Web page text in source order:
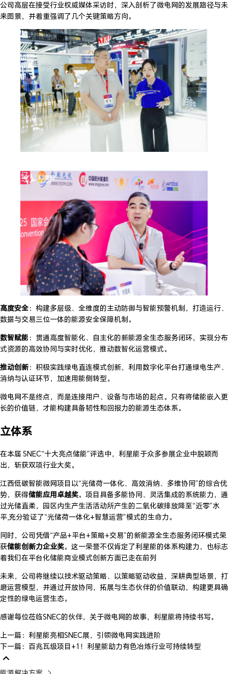
公司高层在接受行业权威媒体采访时，深入剖析了微电网的发展路径与未
来图景，并着重强调了几个关键策略方向。
高度安全：构建多层级、全维度的主动防御与智能预警机制，打造运行、
数据与交易三位一体的能源安全保障机制。
数智赋能 ：贯通高度智能化、自主化的新能源全生态服务闭环，实现分布
式资源的高效协同与实时优化，推动数智化运营模式。
推动创新：积极实践绿电直连模式创新，利用数字化平台打通绿电生产、
消纳与认证环节，加速用能侧转型。
微电网不是终点，而是连接用户、设备与市场的起点。只有将储能嵌入更
长的价值链，才能构建具备韧性和回报力的能源生态体系。
立体系
在本届 SNEC“十大亮点储能”评选中，利星能于众多参展企业中脱颖而
出，斩获双项行业大奖。
江西低碳智能微网项目以“光储荷一体化、高效消纳、多维协同”的综合优
势，获得储能应用卓越奖。项目具备多能协同、灵活集成的系统能力，通
过光储直柔，园区内生产生活活动所产生的二氧化碳排放降至“近零”水
平,充分验证了“光储荷一体化+智慧运营”模式的生命力。
同时，公司凭借“产品+平台+策略+交易”的新能源全生态服务闭环模式荣
获储能创新力企业奖。这一荣誉不仅肯定了利星能的体系构建力，也标志
着我们在平台化储能商业模式创新方面已走在前列
未来，公司将继续以技术驱动策略、以策略驱动收益，深耕典型场景，打
磨运营模型，并通过开放协同，拓展与生态伙伴的价值联动，构建更具确
定性的绿电运营生态。
感谢每位莅临SNEC的伙伴，关于微电网的故事，利星能将持续书写。
上一篇：利星能亮相SNEC展，引领微电网实践进阶
下一篇：百兆瓦级项目+1！利星能助力有色冶炼行业可持续转型